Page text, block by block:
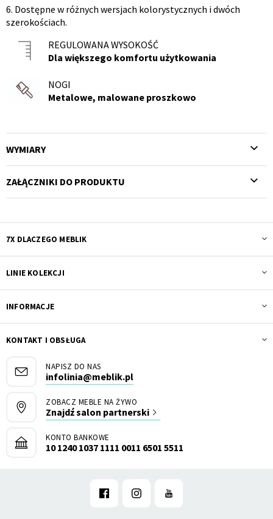
6. Dostępne w różnych wersjach kolorystycznych i dwóch
szerokościach.
REGULOWANA WYSOKOŚĆ
Dla większego komfortu użytkowania
NOGI
Metalowe, malowane proszkowo
WYMIARY
ZAŁĄCZNIKI DO PRODUKTU
7X DLACZEGO MEBLIK
LINIE KOLEKCJI
INFORMACJE
KONTAKT I OBSŁUGA
NAPISZ DO NAS
infolinia@meblik.pl
ZOBACZ MEBLE NA ŻYWO
Znajdź salon partnerski
KONTO BANKOWE
10 1240 1037 1111 0011 6501 5511